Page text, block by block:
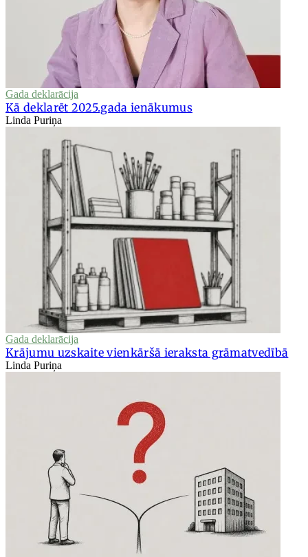
Gada deklarācija
Kā deklarēt 2025.gada ienākumus
Linda Puriņa
Gada deklarācija
Krājumu uzskaite vienkāršā ieraksta grāmatvedībā
Linda Puriņa